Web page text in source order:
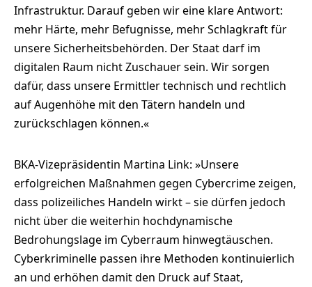
Infrastruktur. Darauf geben wir eine klare Antwort:
mehr Härte, mehr Befugnisse, mehr Schlagkraft für
unsere Sicherheitsbehörden. Der Staat darf im
digitalen Raum nicht Zuschauer sein. Wir sorgen
dafür, dass unsere Ermittler technisch und rechtlich
auf Augenhöhe mit den Tätern handeln und
zurückschlagen können.«
BKA-Vizepräsidentin Martina Link: »Unsere
erfolgreichen Maßnahmen gegen Cybercrime zeigen,
dass polizeiliches Handeln wirkt – sie dürfen jedoch
nicht über die weiterhin hochdynamische
Bedrohungslage im Cyberraum hinwegtäuschen.
Cyberkriminelle passen ihre Methoden kontinuierlich
an und erhöhen damit den Druck auf Staat,